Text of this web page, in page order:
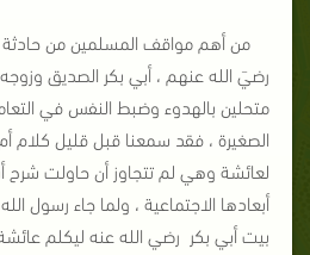
من أهم مواقف المسلمين من
رضيَ الله عنهم ، أبي بكر الصديق وزوجه
متحلين بالهدوء وضبط النفس في
الصغيرة ، فقد سمعنا قبل قليل كلام
لعائشة وهي لم تتجاوز أن حاولت شرح
أبعادها الاجتماعية ، ولما جاء رسول
بيت أبي بكر رضي الله عنه ليكلم